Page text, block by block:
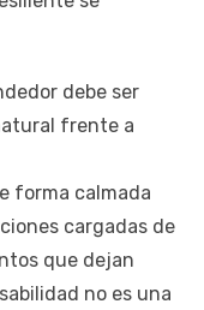
debe ser
frente a
forma calmada
cargadas de
que dejan
no es una